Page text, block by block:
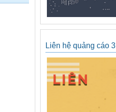
Liên hệ quảng cáo 3